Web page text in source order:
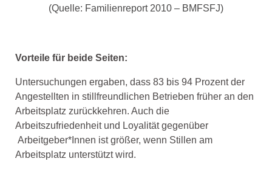
(Quelle: Familienreport 2010 – BMFSFJ)
Vorteile für beide Seiten:
Untersuchungen ergaben, dass 83 bis 94 Prozent der
Angestellten in stillfreundlichen Betrieben früher an den
Arbeitsplatz zurückkehren. Auch die
Arbeitszufriedenheit und Loyalität gegenüber
Arbeitgeber*Innen ist größer, wenn Stillen am
Arbeitsplatz unterstützt wird.